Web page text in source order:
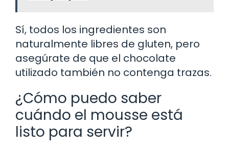
Sí, todos los ingredientes son
naturalmente libres de gluten, pero
asegúrate de que el chocolate
utilizado también no contenga trazas.
¿Cómo puedo saber
cuándo el mousse está
listo para servir?